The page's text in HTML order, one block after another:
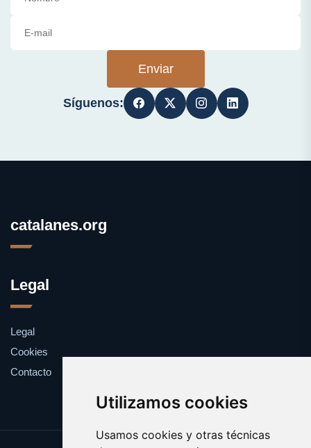
Utilizamos cookies
Usamos cookies y otras técnicas
Enviar
Síguenos:
catalanes.org
Legal
Legal
Cookies
Contacto